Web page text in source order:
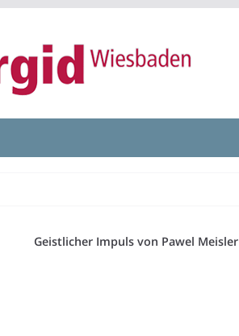
Geistlicher Impuls von Pawel Meisler